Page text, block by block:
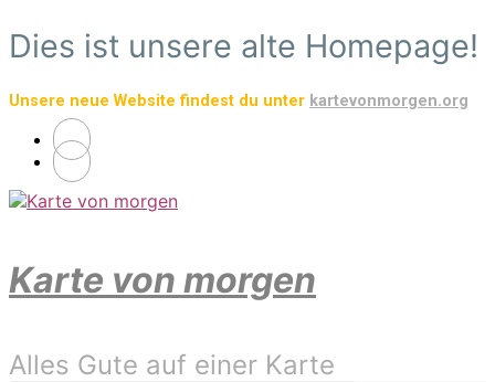
Zum
Hauptinhalt
Dies ist unsere alte Homepage!
Unsere neue Website findest du unter kartevonmorgen.org
Karte von morgen
Alles Gute auf einer Karte